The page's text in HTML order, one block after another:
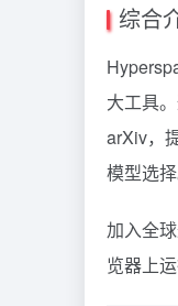
综合
大工具
arXiv，
模型选择
加入全
览器上